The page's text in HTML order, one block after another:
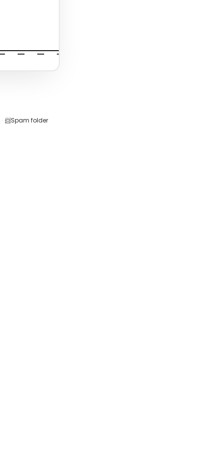
· 📨Spam folder